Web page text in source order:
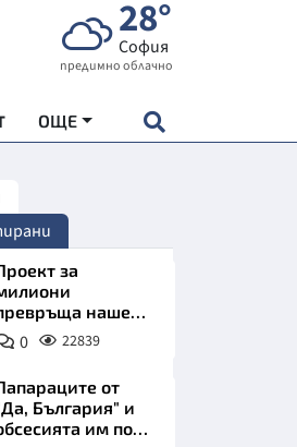
28°
София
предимно облачно
ОЩЕ
за
наше
в магнит за
0 22839
от
България" и
им по